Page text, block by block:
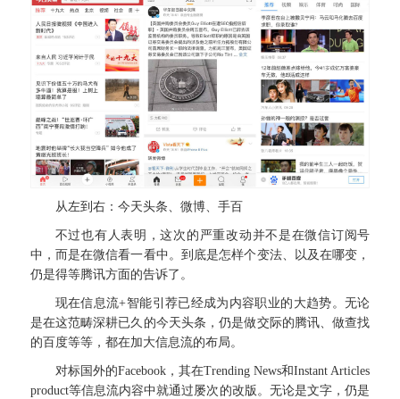
从左到右：今天头条、微博、手百
不过也有人表明，这次的严重改动并不是在微信订阅号
中，而是在微信看一看中。到底是怎样个变法、以及在哪变，
仍是得等腾讯方面的告诉了。
现在信息流+智能引荐已经成为内容职业的大趋势。无论
是在这范畴深耕已久的今天头条，仍是做交际的腾讯、做查找
的百度等等，都在加大信息流的布局。
对标国外的Facebook，其在Trending News和Instant Articles
product等信息流内容中就通过屡次的改版。无论是文字，仍是